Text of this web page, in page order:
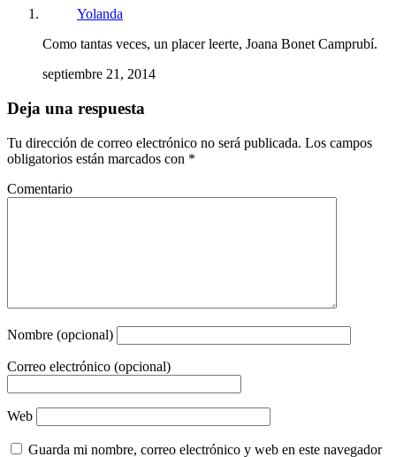
Yolanda
Como tantas veces, un placer leerte, Joana Bonet Camprubí.
septiembre 21, 2014
Deja una respuesta
Tu dirección de correo electrónico no será publicada. Los campos
obligatorios están marcados con *
Comentario
Nombre (opcional)
Correo electrónico (opcional)
Web
Guarda mi nombre, correo electrónico y web en este navegador